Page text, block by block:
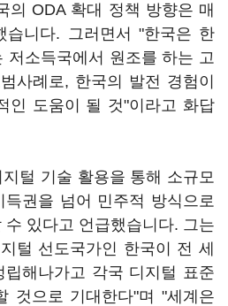
의 ODA 확대 정책 방향은 매
습니다. 그러면서 "한국은 한
저소득국에서 원조를 하는 고
사례로, 한국의 발전 경험이
인 도움이 될 것"이라고 화답
털 기술 활용을 통해 소규모
권을 넘어 민주적 방식으로
있다고 언급했습니다. 그는
털 선도국가인 한국이 전 세
해나가고 각국 디지털 표준
것으로 기대한다"며 "세계은